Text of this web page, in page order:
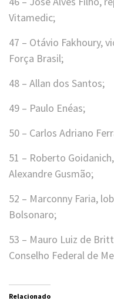
Vitamedic;
47 – Otávio Fakhoury,
Força Brasil;
48 – Allan dos Santos;
49 – Paulo Enéas;
50 – Carlos Adriano
51 – Roberto
Alexandre Gusmão;
52 – Marconny Faria,
Bolsonaro;
53 – Mauro Luiz de
Conselho Federal de
Relacionado